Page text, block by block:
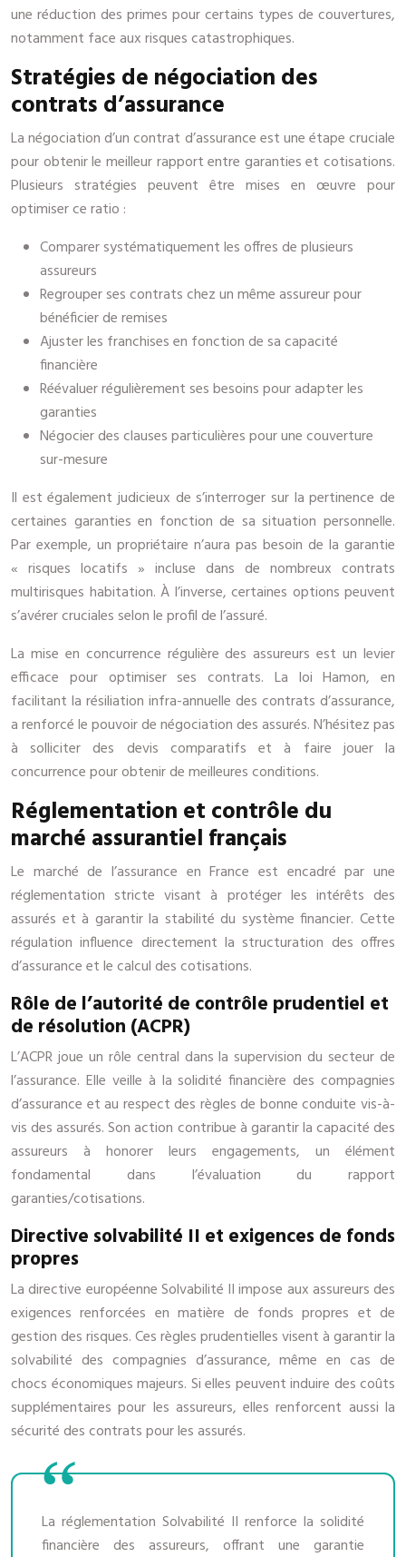
une réduction des primes pour certains types de couvertures,
notamment face aux risques catastrophiques.
Stratégies de négociation des
contrats d’assurance
La négociation d’un contrat d’assurance est une étape cruciale
pour obtenir le meilleur rapport entre garanties et cotisations.
Plusieurs stratégies peuvent être mises en œuvre pour
optimiser ce ratio :
Comparer systématiquement les offres de plusieurs
assureurs
Regrouper ses contrats chez un même assureur pour
bénéficier de remises
Ajuster les franchises en fonction de sa capacité
financière
Réévaluer régulièrement ses besoins pour adapter les
garanties
Négocier des clauses particulières pour une couverture
sur-mesure
Il est également judicieux de s’interroger sur la pertinence de
certaines garanties en fonction de sa situation personnelle.
Par exemple, un propriétaire n’aura pas besoin de la garantie
« risques locatifs » incluse dans de nombreux contrats
multirisques habitation. À l’inverse, certaines options peuvent
s’avérer cruciales selon le profil de l’assuré.
La mise en concurrence régulière des assureurs est un levier
efficace pour optimiser ses contrats. La loi Hamon, en
facilitant la résiliation infra-annuelle des contrats d’assurance,
a renforcé le pouvoir de négociation des assurés. N’hésitez pas
à solliciter des devis comparatifs et à faire jouer la
concurrence pour obtenir de meilleures conditions.
Réglementation et contrôle du
marché assurantiel français
Le marché de l’assurance en France est encadré par une
réglementation stricte visant à protéger les intérêts des
assurés et à garantir la stabilité du système financier. Cette
régulation influence directement la structuration des offres
d’assurance et le calcul des cotisations.
Rôle de l’autorité de contrôle prudentiel et
de résolution (ACPR)
L’ACPR joue un rôle central dans la supervision du secteur de
l’assurance. Elle veille à la solidité financière des compagnies
d’assurance et au respect des règles de bonne conduite vis-à-
vis des assurés. Son action contribue à garantir la capacité des
assureurs à honorer leurs engagements, un élément
fondamental dans l’évaluation du rapport
garanties/cotisations.
Directive solvabilité II et exigences de fonds
propres
La directive européenne Solvabilité II impose aux assureurs des
exigences renforcées en matière de fonds propres et de
gestion des risques. Ces règles prudentielles visent à garantir la
solvabilité des compagnies d’assurance, même en cas de
chocs économiques majeurs. Si elles peuvent induire des coûts
supplémentaires pour les assureurs, elles renforcent aussi la
sécurité des contrats pour les assurés.
La réglementation Solvabilité II renforce la solidité
financière des assureurs, offrant une garantie